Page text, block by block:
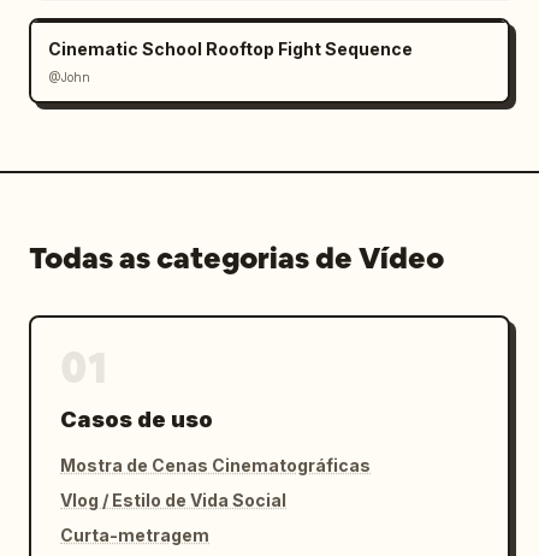
Cinematic School Rooftop Fight Sequence
@John
Todas as categorias de Vídeo
Casos de uso
Mostra de Cenas Cinematográficas
Vlog / Estilo de Vida Social
Curta-metragem